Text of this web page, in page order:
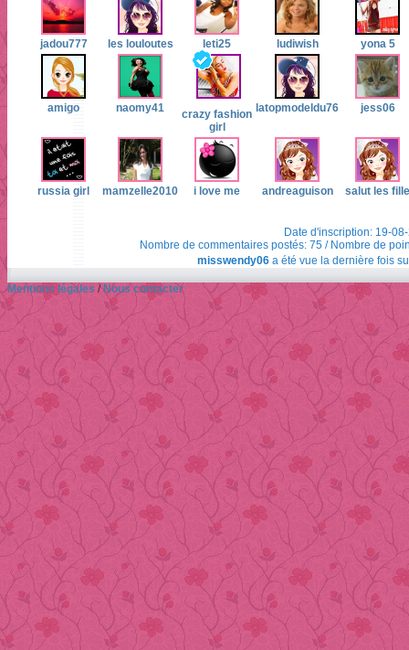
jadou777 les louloutes leti25 ludiwish yona 5
amigo naomy41
crazy fashion
girl
latopmodeldu76 jess06
russia girl mamzelle2010 i love me andreaguison salut les fille
Date d'inscription: 19-
Nombre de commentaires postés: 75 / Nombre de
misswendy06 a été vue la dernière fois
Mentions légales / Nous contacter